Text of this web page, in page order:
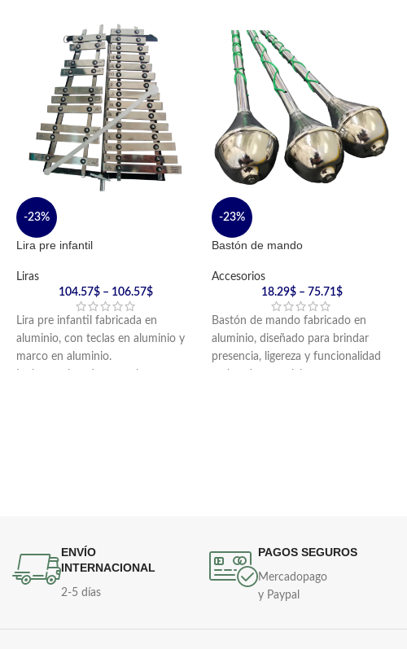
-23%
Lira pre infantil
Liras
104.57$ – 106.57$
Lira pre infantil fabricada en
aluminio, con teclas en aluminio y
marco en aluminio.
-23%
Bastón de mando
Accesorios
18.29$ – 75.71$
Bastón de mando fabricado en
aluminio, diseñado para brindar
presencia, ligereza y funcionalidad
ENVÍO
INTERNACIONAL
2-5 días
PAGOS SEGUROS
Mercadopago
y Paypal